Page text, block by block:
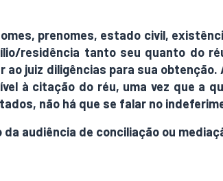
prenomes, estado civil,
residência tanto seu quanto do
juiz diligências para sua
à citação do réu, uma vez que a
não há que se falar no
audiência de conciliação ou